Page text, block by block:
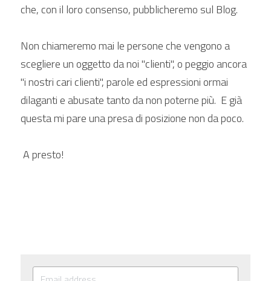
che, con il loro consenso, pubblicheremo sul Blog.
Non chiameremo mai le persone che vengono a
scegliere un oggetto da noi "clienti", o peggio ancora
"i nostri cari clienti", parole ed espressioni ormai
dilaganti e abusate tanto da non poterne più.  E già
questa mi pare una presa di posizione non da poco.
A presto!